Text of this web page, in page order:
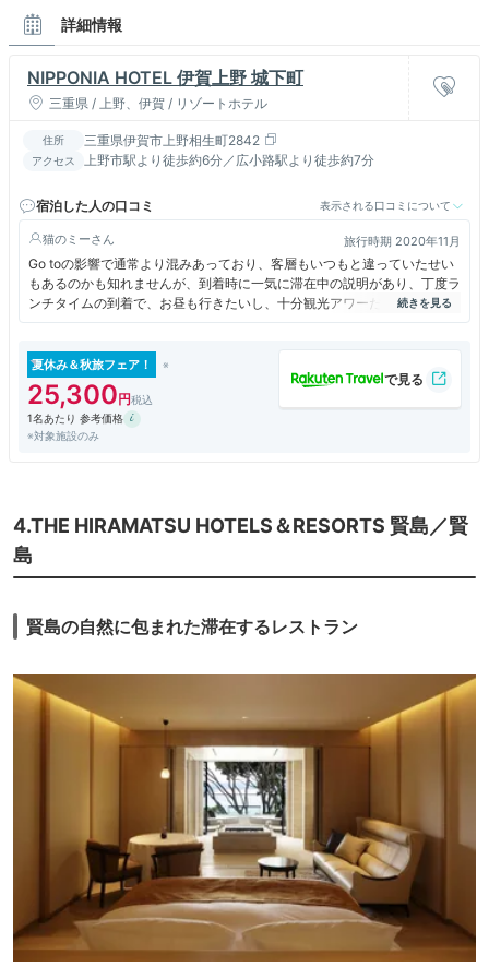
詳細情報
NIPPONIA HOTEL 伊賀上野 城下町
三重県 / 上野、伊賀 / リゾートホテル
住所 三重県伊賀市上野相生町2842
アクセス 上野市駅より徒歩約6分／広小路駅より徒歩約7分
宿泊した人の口コミ 表示される口コミについて
猫のミー 旅行時期 2020年11月
Go toの影響で通常より混みあっており、客層もいつもと違っていたせい
もあるのかも知れませんが、到着時に一気に滞在中の説明があり、丁度ラ
ンチタイムの到着で、お昼も行きたいし、十分観光アワーだったのに、心
遣いが足りないと思いました。系列のホテルを何度も利用しているので、
じような説明が繰り返されたかと思えば、わずかな間に状況が変わってし
まっていた観光名所の詳しい説明はなく、無駄足もしてしまいました。地
域クーポンをなるべくホテルで使って欲しい気持ちは分かりますが、きち
んと目を通して、項目の中でも高めのサービスを選んでいるのに、さらに
こちらもいかがとよく分かったサービスの内容をくどくど勧められ、コロ
ャビアは魚臭く、鮮度が悪いのが明らかでした。前菜サラダ、コンソメ、
梨のデザートなど美味しいものもありましたが、全体的には・・・という
感じ。結構な追加料金(地域クーポン利用ですが)を支払って、折角グレー
ドアップしてもらった希少部位のフィレステーキも焼き加減(焼き方)が好
ような脂の多い塊肉のしぐれ煮が真ん中に鎮座していて、朝食なの
に？？？という感じ。しぐれ煮と言えば薄切り肉というイメージ、また伊
ジャーさんも前日のステーキをサーブしながら説明されていたので、朝食
で塊肉が出てくるとは思えず、変更を希望しなかったのですが、驚きまし
た。ただ朝から肉はという母用には変更をお願いしており、出てきたのが
大根おろしにしらすを散らしたもので、大根の水気でちらすがぶよっとな
ってこれもいまいちだったので、どちらにしてもだめだったかなという印
象。部屋だけは広く、造りもお洒落で良かったけれど、ただ、お庭に面し
たお風呂が良くて、上級クラスのお部屋を選択したのに、実際入浴してい
ると、蒸気でガラスが曇って全く庭が眺められず、意味がなかった。曇り
止めを施すとかご一考いただきたい。入浴中にお庭眺められないなら、別
のお部屋の方が庭の造りは良いと聞いていたので、残念ながら今回の滞在
はこれまでの同系列のホテルの中でも下位にいちするものになってしまい
ました。
夏休み＆秋旅フェア！
25,300
1名あたり 参考価格
※対象施設のみ
4.THE HIRAMATSU HOTELS＆RESORTS 賢島／賢
島
賢島の自然に包まれた滞在するレストラン